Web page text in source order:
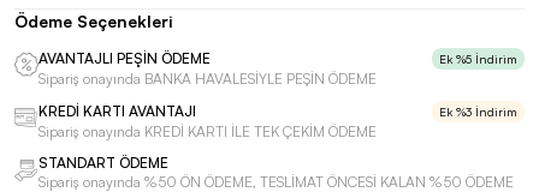
Ödeme Seçenekleri
AVANTAJLI PEŞİN ÖDEME Ek %5 İndirim
Sipariş onayında BANKA HAVALESİYLE PEŞİN ÖDEME
KREDİ KARTI AVANTAJI
Ek %3 İndirim
Sipariş onayında KREDİ KARTI İLE TEK ÇEKİM ÖDEME
STANDART ÖDEME
Sipariş onayında %50 ÖN ÖDEME, TESLİMAT ÖNCESİ KALAN %50 ÖDEME